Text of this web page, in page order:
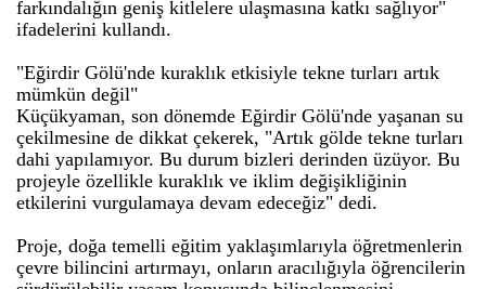
farkındalığın geniş kitlelere ulaşmasına katkı sağlıyor"
ifadelerini kullandı.
"Eğirdir Gölü'nde kuraklık etkisiyle tekne turları artık
mümkün değil"
Küçükyaman, son dönemde Eğirdir Gölü'nde yaşanan su
çekilmesine de dikkat çekerek, "Artık gölde tekne turları
dahi yapılamıyor. Bu durum bizleri derinden üzüyor. Bu
projeyle özellikle kuraklık ve iklim değişikliğinin
etkilerini vurgulamaya devam edeceğiz" dedi.
Proje, doğa temelli eğitim yaklaşımlarıyla öğretmenlerin
çevre bilincini artırmayı, onların aracılığıyla öğrencilerin